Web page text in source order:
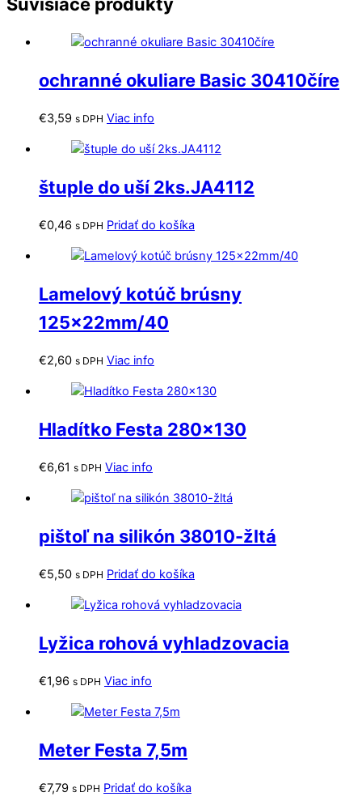
ochranné okuliare Basic 30410číre
€3,59 s DPH Viac info
štuple do uší 2ks.JA4112
€0,46 s DPH Pridať do košíka
Lamelový kotúč brúsny
125x22mm/40
€2,60 s DPH Viac info
Hladítko Festa 280×130
€6,61 s DPH Viac info
pištoľ na silikón 38010-žltá
€5,50 s DPH Pridať do košíka
Lyžica rohová vyhladzovacia
€1,96 s DPH Viac info
Meter Festa 7,5m
€7,79 s DPH Pridať do košíka